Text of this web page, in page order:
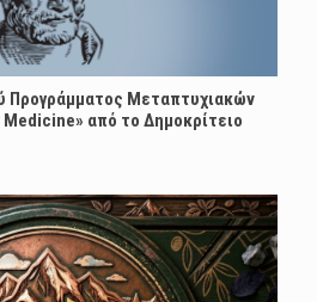
Προγράμματος Μεταπτυχιακών
από το Δημοκρίτειο